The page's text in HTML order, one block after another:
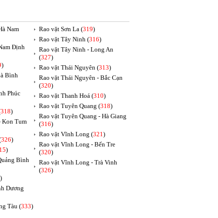
Nam
Định
)
Bình
Phúc
318)
Kon Tum
326)
)
Bình
)
Dương
Tàu (333)
Rao vặt Sơn La (319)
Rao vặt Tây Ninh (316)
Rao vặt Tây Ninh - Long An
(327)
Rao vặt Thái Nguyên (313)
Rao vặt Thái Nguyên - Bắc Cạn
(320)
Rao vặt Thanh Hoá (310)
Rao vặt Tuyên Quang (318)
Rao vặt Tuyên Quang - Hà Giang
(316)
Rao vặt Vĩnh Long (321)
Rao vặt Vĩnh Long - Bến Tre
(320)
Rao vặt Vĩnh Long - Trà Vinh
(326)